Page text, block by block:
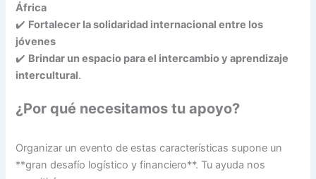
África
✔️ Fortalecer la solidaridad internacional entre los
jóvenes
✔️ Brindar un espacio para el intercambio y aprendizaje
intercultural.
¿Por qué necesitamos tu apoyo?
Organizar un evento de estas características supone un
**gran desafío logístico y financiero**. Tu ayuda nos